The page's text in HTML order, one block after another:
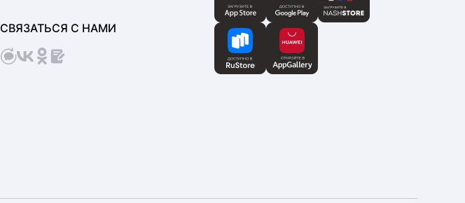
СВЯЗАТЬСЯ С НАМИ